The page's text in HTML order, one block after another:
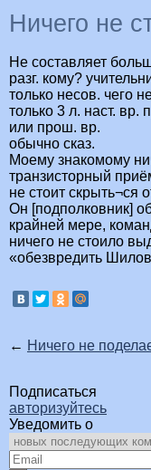
Ничего не
Не составляет
разг. кому?
только несов. чего
только 3 л. наст. вр.
или прош. вр.
обычно сказ.
Моему знакомому
транзисторный
не стоит скрыть¬ся
Он [подполковник]
крайней мере,
ничего не стоило
«обезвредить
← Ничего не
Подписаться
авторизуйтесь
Уведомить о